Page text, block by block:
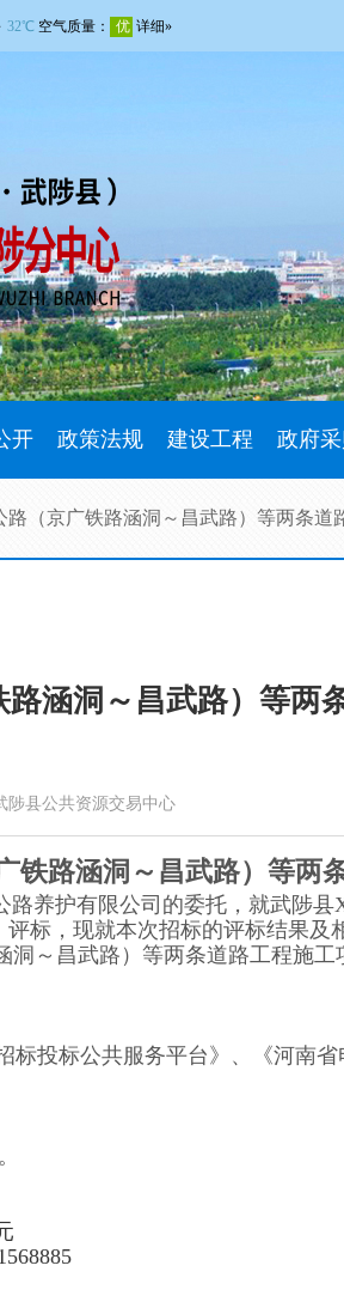
开 政策法规 建设工程 政府
路（京广铁路涵洞～昌武路）等两条道
涵洞～昌武路）等两
陟县公共资源交易中心
铁路涵洞～昌武路）等两
路养护有限公司 的委托，就武陟县
标，现就本次招标的评标结果及
洞～昌武路）等两条道路工程施工
标投标公共服务平台》、《河南